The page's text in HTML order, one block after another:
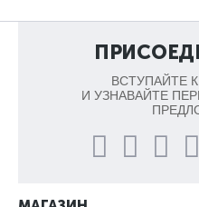
ВСТУПАЙТЕ
И УЗНАВАЙТЕ